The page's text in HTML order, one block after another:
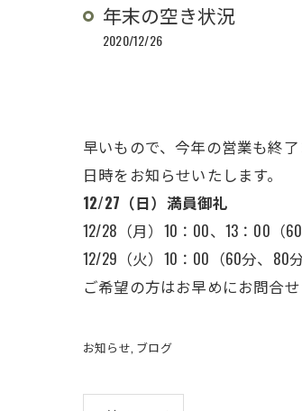
年末の空き状況
2020/12/26
早いもので、今年の営業も終
日時をお知らせいたします。
12/27（日）満員御礼
12/28（月）10：00、13：00（
12/29（火）10：00（60分、80
ご希望の方はお早めにお問合せ
お知らせ ブログ